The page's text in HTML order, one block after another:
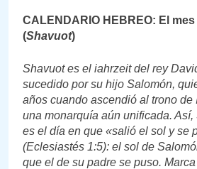
CALENDARIO HEBREO: El
(Shavuot)
Shavuot es el iahrzeit del rey
sucedido por su hijo Salomón,
años cuando ascendió al trono de
una monarquía aún unificada.
es el día en que «salió el sol y se
(Eclesiastés 1:5): el sol de
que el de su padre se puso.